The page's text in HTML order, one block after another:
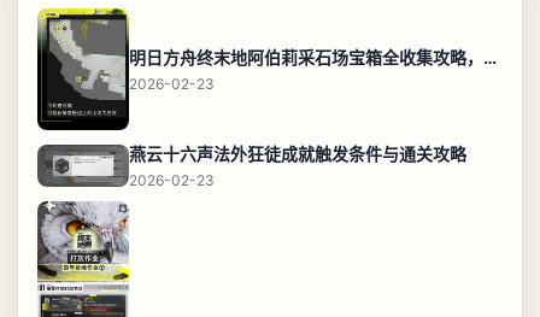
明日方舟终末地阿伯莉采石场宝箱全收集攻略，全点位分布图与路线
2026-02-23
燕云十六声法外狂徒成就触发条件与通关攻略
2026-02-23